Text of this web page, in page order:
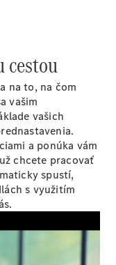
cestou
na to, na čom
vašim
vašich
a ponúka vám
chcete pracovať
spustí,
s využitím